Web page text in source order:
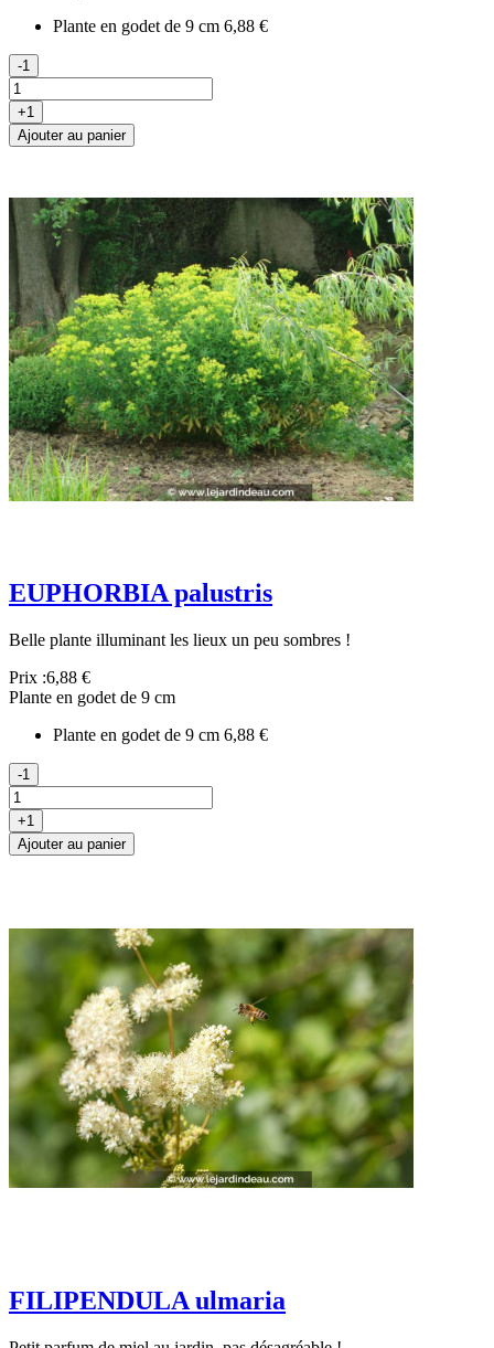
Plante en godet de 9 cm 6,88 €
-1
+1
Ajouter au panier
EUPHORBIA palustris
Belle plante illuminant les lieux un peu sombres !
Prix :6,88 €
Plante en godet de 9 cm
Plante en godet de 9 cm 6,88 €
-1
+1
Ajouter au panier
FILIPENDULA ulmaria